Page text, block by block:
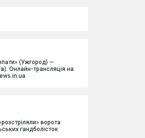
(Ужгород) —
Онлайн-трансляція на
ворота
гандболісток